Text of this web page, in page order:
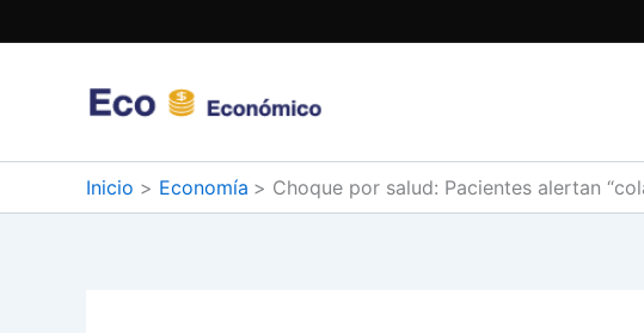
al
Inicio Economía Choque por salud: Pacientes alertan